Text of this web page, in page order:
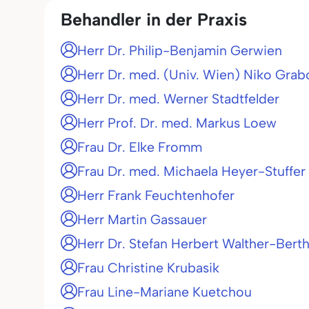
Behandler in der Praxis
Herr Dr. Philip-Benjamin Gerwien
Herr Dr. med. (Univ. Wien) Niko
Herr Dr. med. Werner Stadtfelder
Herr Prof. Dr. med. Markus Loew
Frau Dr. Elke Fromm
Frau Dr. med. Michaela Heyer-Stuffer
Herr Frank Feuchtenhofer
Herr Martin Gassauer
Herr Dr. Stefan Herbert Walther-
Frau Christine Krubasik
Frau Line-Mariane Kuetchou